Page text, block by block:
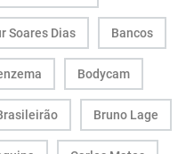
Soares Dias Bancos
Bodycam
Bruno Lage